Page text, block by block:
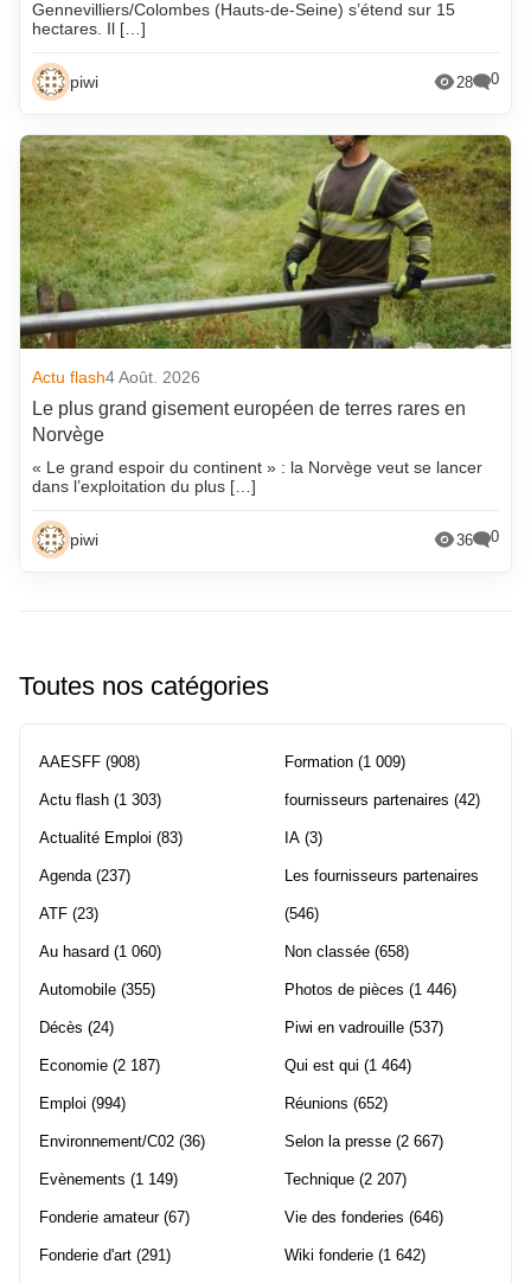
Gennevilliers/Colombes (Hauts-de-Seine) s’étend sur 15
hectares. Il […]
piwi 28 0
Actu flash4 Août. 2026
Le plus grand gisement européen de terres rares en
Norvège
« Le grand espoir du continent » : la Norvège veut se lancer
dans l’exploitation du plus […]
piwi 36 0
Toutes nos catégories
AAESFF (908)
Actu flash (1 303)
Actualité Emploi (83)
Agenda(237)
ATF (23)
Au hasard (1 060)
Automobile (355)
Décès (24)
Economie (2 187)
Emploi (994)
Environnement/C02 (36)
Evènements (1 149)
Fonderie amateur(67)
Fonderie d'art (291)
Formation (1 009)
fournisseurs partenaires (42)
IA (3)
Les fournisseurs partenaires
(546)
Non classée (658)
Photos de pièces (1 446)
Piwi en vadrouille (537)
Qui est qui (1 464)
Réunions (652)
Selon la presse (2 667)
Technique (2 207)
Vie des fonderies (646)
Wiki fonderie (1 642)